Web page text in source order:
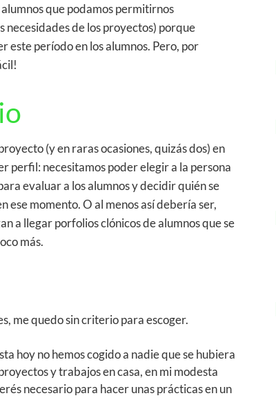
que podamos permitirnos
necesidades de los proyectos) porque
este período en los alumnos. Pero, por
(y en raras ocasiones, quizás dos) en
perfil: necesitamos poder elegir a la persona
evaluar a los alumnos y decidir quién se
ese momento. O al menos así debería ser,
a llegar porfolios clónicos de alumnos que se
más.
me quedo sin criterio para escoger.
hoy no hemos cogido a nadie que se hubiera
y trabajos en casa, en mi modesta
necesario para hacer unas prácticas en un